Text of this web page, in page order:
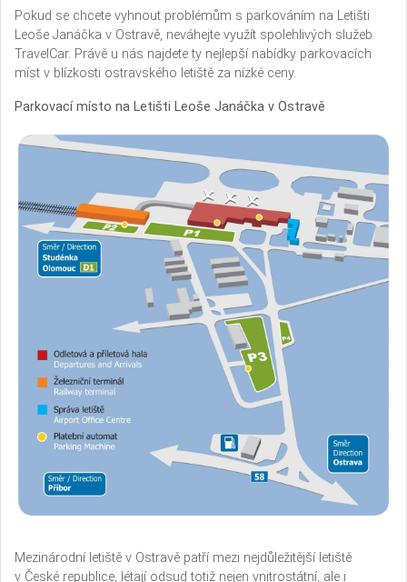
Pokud se chcete vyhnout problémům s parkováním na Letišti
Leoše Janáčka v Ostravě, neváhejte využít spolehlivých služeb
TravelCar. Právě u nás najdete ty nejlepší nabídky parkovacích
míst v blízkosti ostravského letiště za nízké ceny.
Parkovací místo na Letišti Leoše Janáčka v Ostravě
Mezinárodní letiště v Ostravě patří mezi nejdůležitější letiště
v České republice, létají odsud totiž nejen vnitrostátní, ale i